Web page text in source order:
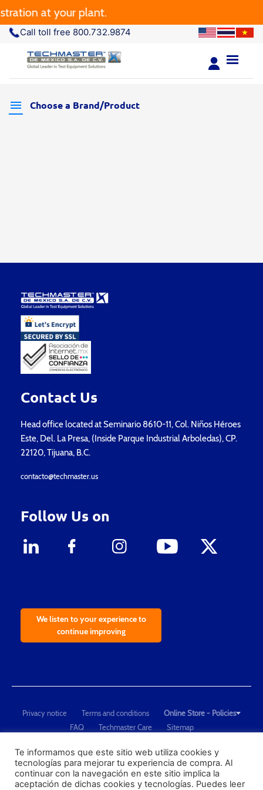
at your plant.
Call toll free 800.732.9874
Choose a Brand/Product
Contact Us
Head office located at Seminario 8610-11, Col. Niños Héroes
Este, Del. La Presa, (Inside Parque Industrial Arboledas), CP.
22120, Tijuana, B.C.
contacto@techmaster.us
Follow Us on
We listen to your experience to
continue improving
Privacy notice Terms and conditions
Online Store - Policies
FAQ
Techmaster Care
Sitemap
"Techmaster de México is The Global Leader in Test Equipment Solutions -
Calibration, Dimensional Measurement and Testing"
PROFECO
Te informamos que este sitio web utiliza cookies y
tecnologías para mejorar tu experiencia de compra. Al
continuar con la navegación en este sitio implica la
aceptación de dichas cookies y tecnologías. Puedes leer